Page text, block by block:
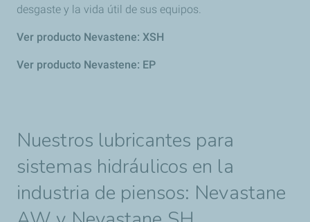
desgaste y la vida útil de sus equipos.
Ver producto Nevastene: XSH
Ver producto Nevastene: EP
Nuestros lubricantes para
sistemas hidráulicos en la
industria de piensos: Nevastane